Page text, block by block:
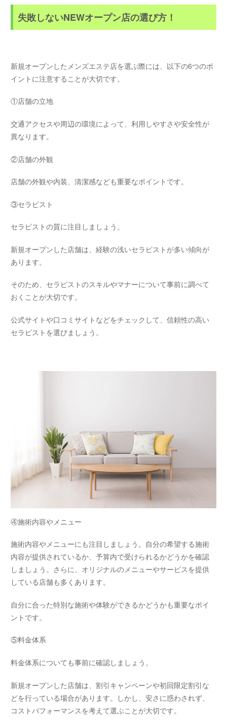
失敗しないNEWオープン店の選び方！
新規オープンしたメンズエステ店を選ぶ際には、以下の6つのポ
イントに注意することが大切です。
①店舗の立地
交通アクセスや周辺の環境によって、利用しやすさや安全性が
異なります。
②店舗の外観
店舗の外観や内装、清潔感なども重要なポイントです。
③セラピスト
セラピストの質に注目しましょう。
新規オープンした店舗は、経験の浅いセラピストが多い傾向が
あります。
そのため、セラピストのスキルやマナーについて事前に調べて
おくことが大切です。
公式サイトや口コミサイトなどをチェックして、信頼性の高い
セラピストを選びましょう。
④施術内容やメニュー
施術内容やメニューにも注目しましょう。自分の希望する施術
内容が提供されているか、予算内で受けられるかどうかを確認
しましょう。さらに、オリジナルのメニューやサービスを提供
している店舗も多くあります。
自分に合った特別な施術や体験ができるかどうかも重要なポイ
ントです。
⑤料金体系
料金体系についても事前に確認しましょう。
新規オープンした店舗は、割引キャンペーンや初回限定割引な
どを行っている場合があります。しかし、安さに惑わされず、
コストパフォーマンスを考えて選ぶことが大切です。